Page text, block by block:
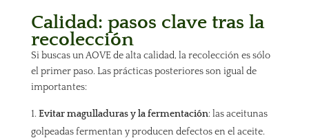
Calidad: pasos clave tras la
recolección
Si buscas un AOVE de alta calidad, la recolección es sólo
el primer paso. Las prácticas posteriores son igual de
importantes:
Evitar magulladuras y la fermentación: las aceitunas
golpeadas fermentan y producen defectos en el aceite.